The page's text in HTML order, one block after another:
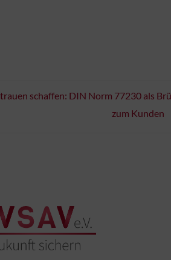
schaffen: DIN Norm 77230 als
zum Kunden